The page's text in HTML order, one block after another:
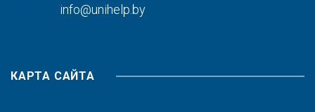
info@unihelp.by
КАРТА САЙТА